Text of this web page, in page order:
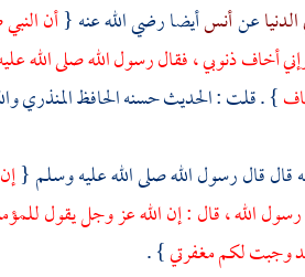
عنأنسأيضا رضي الله عنه {أن
أخاف ذنوبي ، فقال رسول الله صلى الله
} . قلت : الحديث حسنهالحافظ المنذري
قال قال رسول الله صلى الله عليه وسلم {
رسول الله ، قال : إن الله عز وجل يقول
وجبت لكم مغفرتي} .